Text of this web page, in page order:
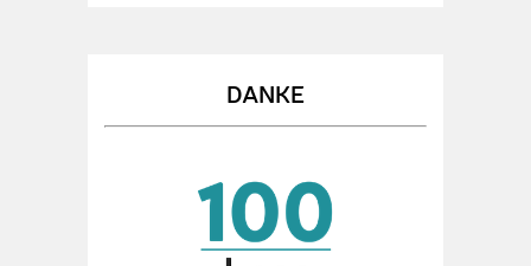
DANKE